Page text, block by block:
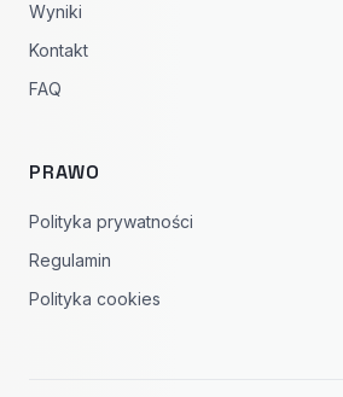
Wyniki
Kontakt
FAQ
PRAWO
Polityka prywatności
Regulamin
Polityka cookies